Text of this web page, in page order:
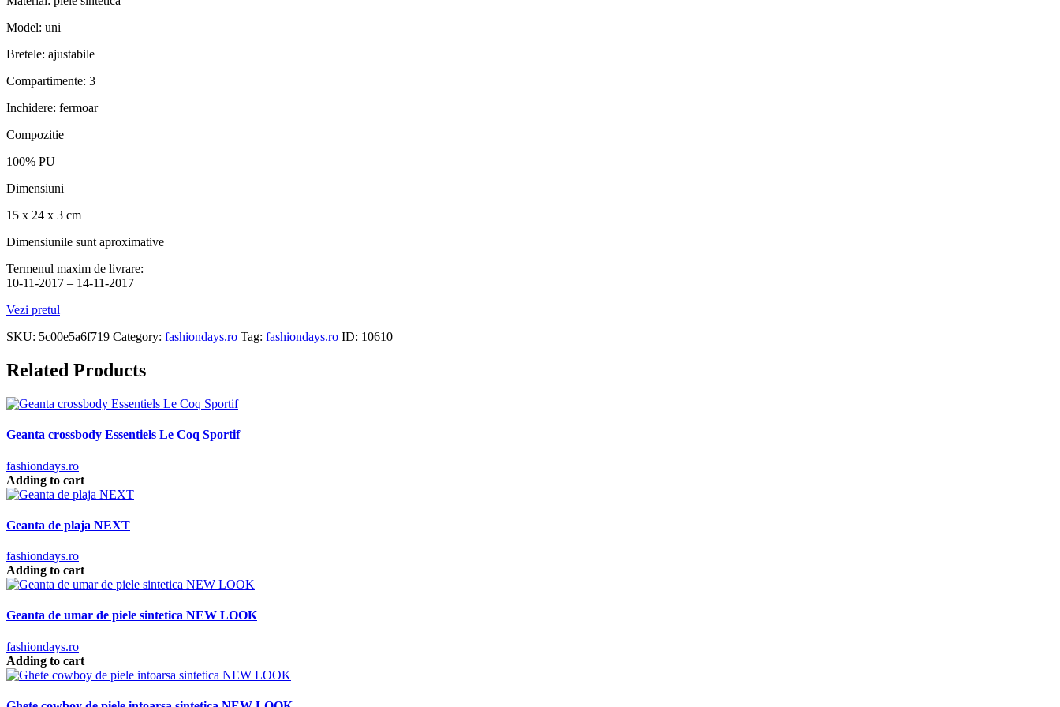
Model: uni
Bretele: ajustabile
Compartimente: 3
Inchidere: fermoar
Compozitie
100% PU
Dimensiuni
15 x 24 x 3 cm
Dimensiunile sunt aproximative
Termenul maxim de livrare:
10-11-2017 – 14-11-2017
Vezi pretul
SKU: 5c00e5a6f719 Category: fashiondays.ro Tag: fashiondays.ro ID: 10610
Related Products
Geanta crossbody Essentiels Le Coq Sportif
fashiondays.ro
Adding to cart
Geanta de plaja NEXT
fashiondays.ro
Adding to cart
Geanta de umar de piele sintetica NEW LOOK
fashiondays.ro
Adding to cart